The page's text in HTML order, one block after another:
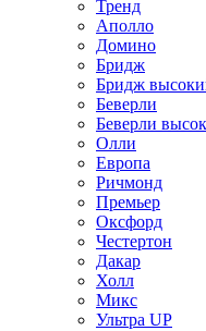
Тренд
Аполло
Домино
Бридж
Бридж
Беверли
Беверли
Олли
Европа
Ричмонд
Премьер
Оксфорд
Честертон
Дакар
Холл
Микс
Ультра UP